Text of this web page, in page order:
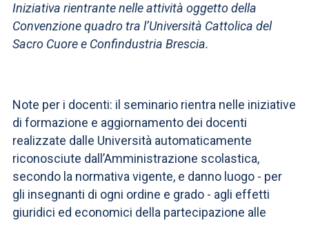
Iniziativa rientrante nelle attività oggetto della
Convenzione quadro tra l’Università Cattolica del
Sacro Cuore e Confindustria Brescia.
Note per i docenti: il seminario rientra nelle iniziative
di formazione e aggiornamento dei docenti
realizzate dalle Università automaticamente
riconosciute dall’Amministrazione scolastica,
secondo la normativa vigente, e danno luogo - per
gli insegnanti di ogni ordine e grado - agli effetti
giuridici ed economici della partecipazione alle